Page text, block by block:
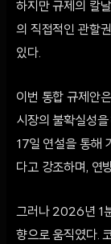
하지만 규제의 칼
의 직접적인 관할
있다.
이번 통합 규제안
시장의 불확실성
17일 연설을 통해
다고 강조하며, 연
그러나 2026년 1
향으로 움직였다.